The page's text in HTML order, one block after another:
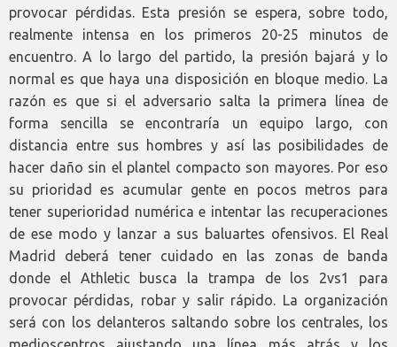
provocar pérdidas. Esta presión se espera, sobre todo,
realmente intensa en los primeros 20-25 minutos de
encuentro. A lo largo del partido, la presión bajará y lo
normal es que haya una disposición en bloque medio. La
razón es que si el adversario salta la primera línea de
forma sencilla se encontraría un equipo largo, con
distancia entre sus hombres y así las posibilidades de
hacer daño sin el plantel compacto son mayores. Por eso
su prioridad es acumular gente en pocos metros para
tener superioridad numérica e intentar las recuperaciones
de ese modo y lanzar a sus baluartes ofensivos. El Real
Madrid deberá tener cuidado en las zonas de banda
donde el Athletic busca la trampa de los 2vs1 para
provocar pérdidas, robar y salir rápido. La organización
será con los delanteros saltando sobre los centrales, los